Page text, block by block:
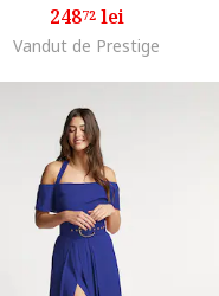
24872lei
Vandut de Prestige